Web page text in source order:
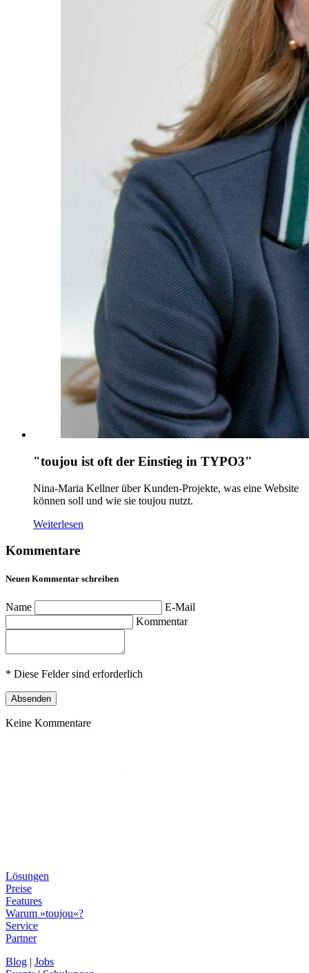
"toujou ist oft der Einstieg in TYPO3"
Nina-Maria Kellner über Kunden-Projekte, was eine Website
können soll und wie sie toujou nutzt.
Weiterlesen
Kommentare
Neuen Kommentar schreiben
Name
E-Mail
Kommentar
* Diese Felder sind erforderlich
Absenden
Keine Kommentare
Lösungen
Preise
Features
Warum »toujou«?
Service
Partner
Blog | Jobs